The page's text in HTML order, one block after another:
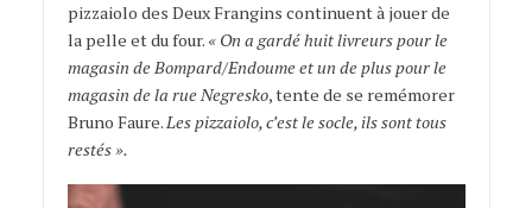
pizzaiolo des Deux Frangins continuent à jouer de
la pelle et du four. « On a gardé huit livreurs pour le
magasin de Bompard/Endoume et un de plus pour le
magasin de la rue Negresko, tente de se remémorer
Bruno Faure.Les pizzaiolo, c’est le socle, ils sont tous
restés ».